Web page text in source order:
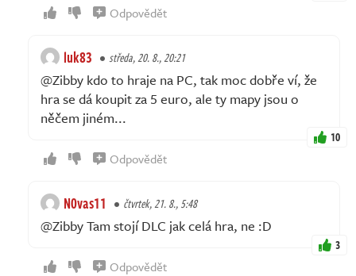
Odpovědět
luk83 středa, 20. 8., 20:21
@Zibby kdo to hraje na PC, tak moc dobře ví, že
hra se dá koupit za 5 euro, ale ty mapy jsou o
něčem jiném...
10
Odpovědět
N0vas11 čtvrtek, 21. 8., 5:48
@Zibby Tam stojí DLC jak celá hra, ne :D
3
Odpovědět